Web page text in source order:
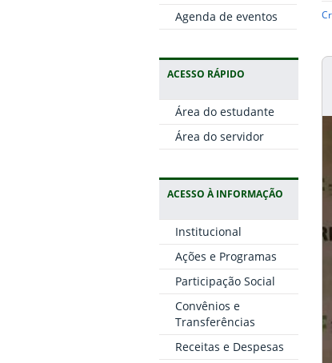
Agenda de eventos
ACESSO RÁPIDO
Área do estudante
Área do servidor
ACESSO À INFORMAÇÃO
Institucional
Ações e Programas
Participação Social
Convênios e
Transferências
Receitas e Despesas